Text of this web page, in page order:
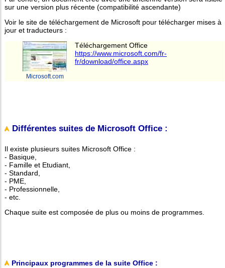
sur une version plus récente (compatibilité ascendante)
Voir le site de téléchargement de Microsoft pour télécharger mises à
jour et traducteurs :
Microsoft.com
Téléchargement Office
https://www.microsoft.com/fr-
fr/download/office.aspx
Différentes suites de Microsoft Office :
Il existe plusieurs suites Microsoft Office :
- Basique,
- Famille et Etudiant,
- Standard,
- PME,
- Professionnelle,
- etc.
Chaque suite est composée de plus ou moins de programmes.
Principaux programmes de la suite Office :